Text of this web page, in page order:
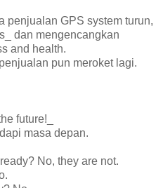
penjualan GPS system turun,
dan mengencangkan
and health.
pun meroket lagi.
future!_
masa depan.
No, they are not.